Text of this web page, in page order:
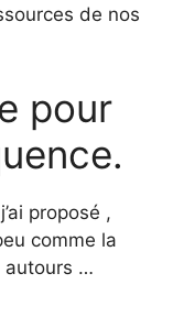
de nos
pour
proposé ,
comme la
autours …